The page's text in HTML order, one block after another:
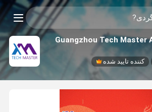
Guangzhou Tech Master
کننده تایید شده